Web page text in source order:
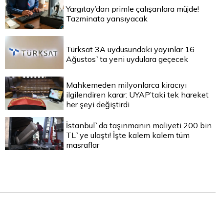
Yargıtay’dan primle çalışanlara müjde!
Tazminata yansıyacak
Türksat 3A uydusundaki yayınlar 16
Ağustos`ta yeni uydulara geçecek
Mahkemeden milyonlarca kiracıyı
ilgilendiren karar: UYAP’taki tek hareket
her şeyi değiştirdi
İstanbul`da taşınmanın maliyeti 200 bin
TL`ye ulaştı! İşte kalem kalem tüm
masraflar